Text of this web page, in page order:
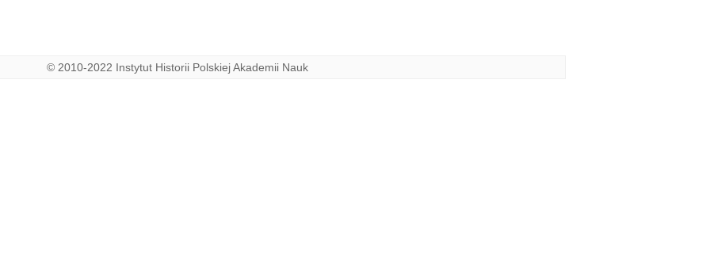
© 2010-2022 Instytut Historii Polskiej Akademii Nauk